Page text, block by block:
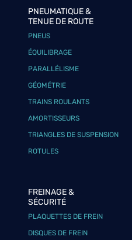
PNEUMATIQUE &
TENUE DE ROUTE
PNEUS
ÉQUILIBRAGE
PARALLÉLISME
GÉOMÉTRIE
TRAINS ROULANTS
AMORTISSEURS
TRIANGLES DE SUSPENSION
ROTULES
FREINAGE &
SÉCURITÉ
PLAQUETTES DE FREIN
DISQUES DE FREIN